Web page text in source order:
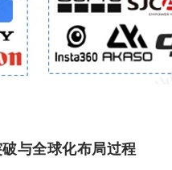
与全球化布局过程